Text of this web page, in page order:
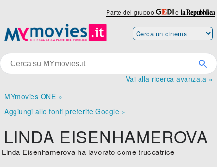
Parte del gruppo e
Vai alla ricerca avanzata »
MYmovies ONE »
Aggiungi alle fonti preferite Google »
LINDA EISENHAMEROVA
Linda Eisenhamerova ha lavorato come truccatrice